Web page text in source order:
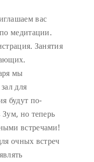
вас
медитации.
Занятия
мы
для
будут по-
но теперь
встречами!
очных встреч